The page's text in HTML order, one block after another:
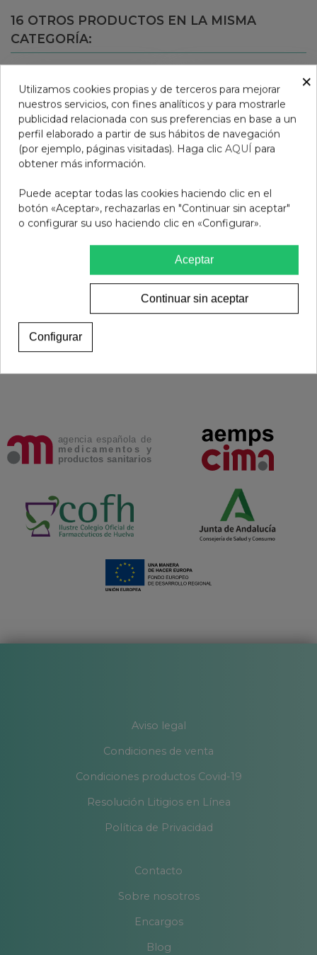
16 OTROS PRODUCTOS EN LA MISMA
CATEGORÍA:
REBEL ROSE LABIAL
15,95 €
Carmex Labial Ultra
Hidratante Lime Twist
con SPF 15
4,95 €
Añadir al carrito
Aviso legal
Condiciones de venta
Condiciones productos Covid-19
Resolución Litigios en Línea
Política de Privacidad
Contacto
Sobre nosotros
Encargos
Blog
×
Utilizamos cookies propias y de terceros para mejorar
nuestros servicios, con fines analíticos y para mostrarle
publicidad relacionada con sus preferencias en base a un
perfil elaborado a partir de sus hábitos de navegación
(por ejemplo, páginas visitadas). Haga clic AQUÍ para
obtener más información.
Puede aceptar todas las cookies haciendo clic en el
botón «Aceptar», rechazarlas en "Continuar sin aceptar"
o configurar su uso haciendo clic en «Configurar».
Aceptar
Continuar sin aceptar
Configurar